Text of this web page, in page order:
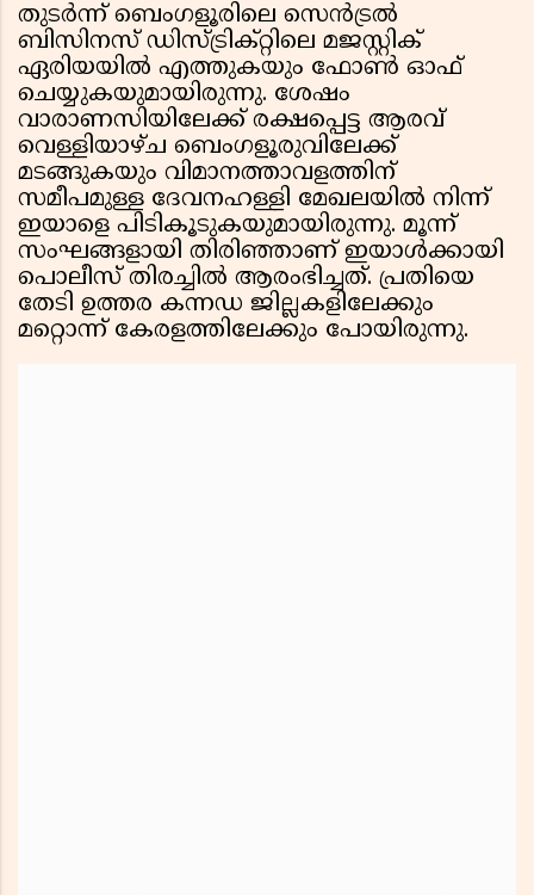
തുടര്‍ന്ന് ബെംഗളൂരിലെ സെന്‍ട്രല്‍
ബിസിനസ് ഡിസ്ട്രിക്റ്റിലെ മജസ്റ്റിക്
ഏരിയയില്‍ എത്തുകയും ഫോണ്‍ ഓഫ്
ചെയ്യുകയുമായിരുന്നു. ശേഷം
വാരാണസിയിലേക്ക് രക്ഷപ്പെട്ട ആരവ്
വെള്ളിയാഴ്ച ബെംഗളൂരുവിലേക്ക്
മടങ്ങുകയും വിമാനത്താവളത്തിന്
സമീപമുള്ള ദേവനഹള്ളി മേഖലയില്‍ നിന്ന്
ഇയാളെ പിടികൂടുകയുമായിരുന്നു. മൂന്ന്
സംഘങ്ങളായി തിരിഞ്ഞാണ് ഇയാള്‍ക്കായി
പൊലീസ് തിരച്ചില്‍ ആരംഭിച്ചത്. പ്രതിയെ
തേടി ഉത്തര കന്നഡ ജില്ലകളിലേക്കും
മറ്റൊന്ന് കേരളത്തിലേക്കും പോയിരുന്നു.